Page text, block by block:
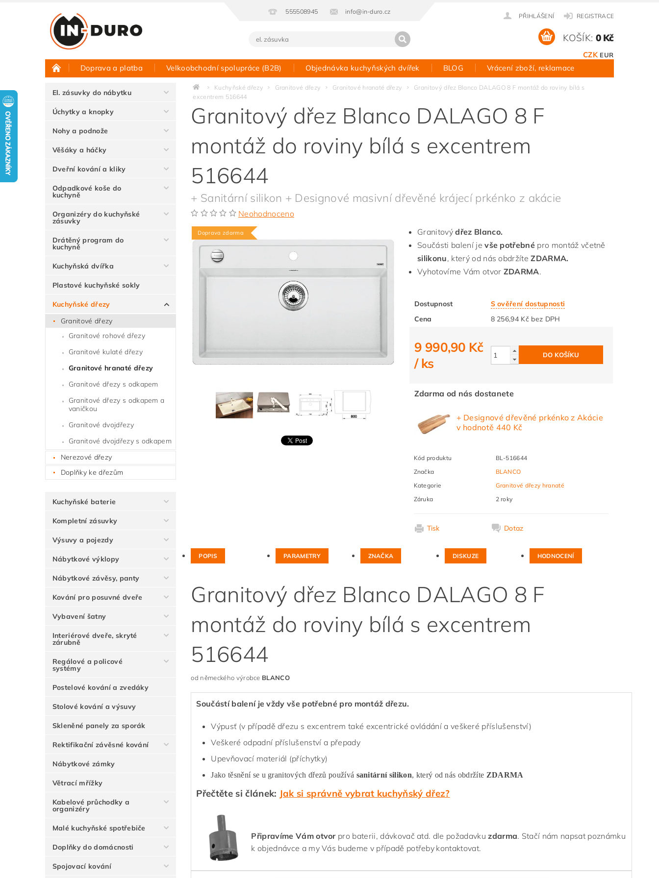
555508945 info@in-duro.cz
PŘIHLÁŠENÍ REGISTRACE
CZK EUR
KOŠÍK: 0 Kč
Doprava a platba Velkoobchodní spolupráce (B2B) Objednávka kuchyňských dvířek BLOG Vrácení zboží, reklamace
Půjčovna vzorků Hodnocení obchodu Kontakt
El. zásuvky do nábytku
Úchytky a knopky
Nohy a podnože
Věšáky a háčky
Dveřní kování a kliky
Odpadkové koše do
kuchyně
Organizéry do kuchyňské
zásuvky
Drátěný program do
kuchyně
Kuchyňská dvířka
Plastové kuchyňské sokly
Kuchyňské dřezy
Granitové dřezy
Granitové rohové dřezy
Granitové kulaté dřezy
Granitové hranaté dřezy
Granitové dřezy s odkapem
Granitové dřezy s odkapem a
vaničkou
Granitové dvojdřezy
Granitové dvojdřezy s odkapem
Nerezové dřezy
Doplňky ke dřezům
Kuchyňské baterie
Kompletní zásuvky
Výsuvy a pojezdy
Nábytkové výklopy
Nábytkové závěsy, panty
Kování pro posuvné dveře
Vybavení šatny
Interiérové dveře, skryté
zárubně
Regálové a policové
systémy
Postelové kování a zvedáky
Stolové kování a výsuvy
Skleněné panely za sporák
Rektifikační závěsné kování
Nábytkové zámky
Větrací mřížky
Kabelové průchodky a
organizéry
Malé kuchyňské spotřebiče
Doplňky do domácnosti
Spojovací kování
Kuchyňské dřezy Granitové dřezy Granitové hranaté dřezy
Granitový dřez Blanco DALAGO 8 F montáž do roviny bílá s
excentrem 516644
Granitový dřez Blanco DALAGO 8 F
montáž do roviny bílá s excentrem
516644
+ Sanitární silikon + Designové masivní dřevěné krájecí prkénko z akácie
Neohodnoceno
Doprava zdarma Granitový dřez Blanco.
Součásti balení jevše potřebné pro montáž včetně
silikonu, který od nás obdržíteZDARMA.
Vyhotovíme Vám otvor ZDARMA.
Dostupnost
S ověření dostupnosti
Cena
8 256,94 Kč bez DPH
9 990,90 Kč
/ ks
Zdarma od nás dostanete
+ Designové dřevěné prkénko z Akácie
v hodnotě 440 Kč
Kód produktu
BL-516644
Značka
BLANCO
Kategorie
Granitové dřezy hranaté
Záruka
2 roky
Tisk Dotaz
POPIS PARAMETRY ZNAČKA DISKUZE HODNOCENÍ
Granitový dřez Blanco DALAGO 8 F
montáž do roviny bílá s excentrem
516644
od německého výrobce BLANCO
Součástí balení je vždy vše potřebné pro montáž dřezu.
Výpusť (v případě dřezu s excentrem také excentrické ovládání a veškeré příslušenství)
Veškeré odpadní příslušenství a přepady
Upevňovací materiál (příchytky)
Jako těsnění se u granitových dřezů používá sanitární silikon, který od nás obdržíte ZDARMA
Přečtěte si článek: Jak si správně vybrat kuchyňský dřez?
Připravíme Vám otvorpro baterii, dávkovač atd. dle požadavkuzdarma. Stačí nám napsat poznámku
k objednávce a my Vás budeme v případě potřeby kontaktovat.